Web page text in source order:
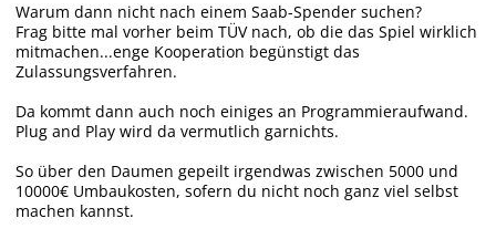
Warum dann nicht nach einem Saab-Spender suchen?
Frag bitte mal vorher beim TÜV nach, ob die das Spiel wirklich
mitmachen...enge Kooperation begünstigt das
Zulassungsverfahren.
Da kommt dann auch noch einiges an Programmieraufwand.
Plug and Play wird da vermutlich garnichts.
So über den Daumen gepeilt irgendwas zwischen 5000 und
10000€ Umbaukosten, sofern du nicht noch ganz viel selbst
machen kannst.